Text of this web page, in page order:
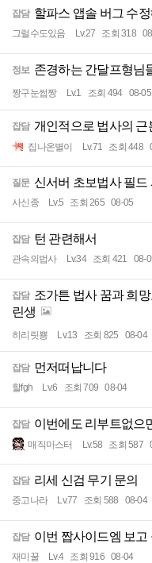
잡담 할파스 앱솔 버그 수
그럴수도있음 Lv.27 조회 318
정보 존경하는 간달프형님
짱구눈썹짱 Lv.1 조회 494 08-05
잡담 개인적으로 법사의 근
집나온별이 Lv.71 조회 448
질문 신서버 초보법사 필
사신종 Lv.5 조회 265 08-05
잡담 턴 관련해서
관속의법사 Lv.34 조회 421 08-
잡담 조가튼 법사 꿈과 희
린생
히리릿뿅 Lv.13 조회 825 08-04
잡담 먼저떠납니다
할fgh Lv.6 조회 709 08-04
잡담 이번에도 리부트없으
매직마스터 Lv.58 조회 587
잡담 리세 신검 무기 문의
중고나라 Lv.77 조회 588 08-04
잡담 이번 짭사이드엠 보고
재미꿀 Lv.4 조회 916 08-04